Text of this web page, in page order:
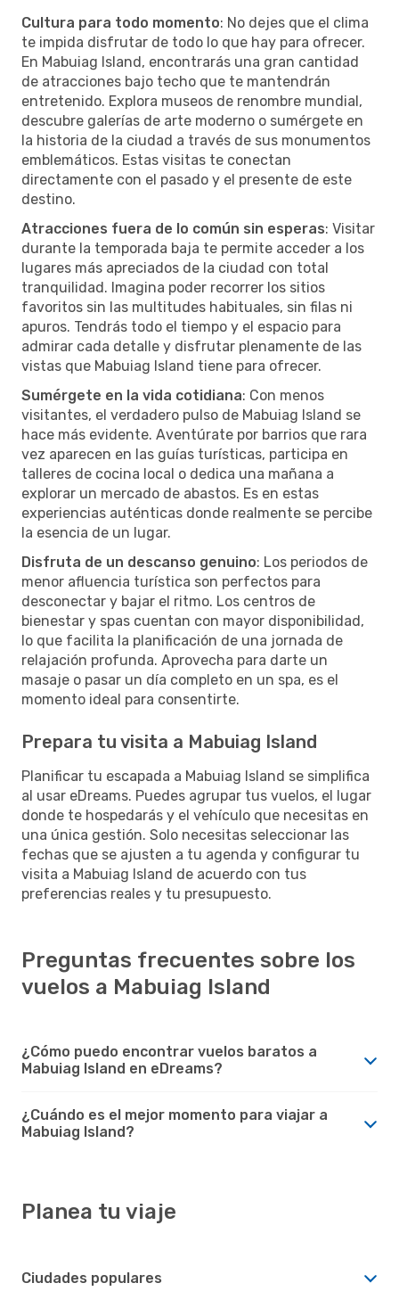
Cultura para todo momento: No dejes que el clima
te impida disfrutar de todo lo que hay para ofrecer.
En Mabuiag Island, encontrarás una gran cantidad
de atracciones bajo techo que te mantendrán
entretenido. Explora museos de renombre mundial,
descubre galerías de arte moderno o sumérgete en
la historia de la ciudad a través de sus monumentos
emblemáticos. Estas visitas te conectan
directamente con el pasado y el presente de este
destino.
Atracciones fuera de lo común sin esperas: Visitar
durante la temporada baja te permite acceder a los
lugares más apreciados de la ciudad con total
tranquilidad. Imagina poder recorrer los sitios
favoritos sin las multitudes habituales, sin filas ni
apuros. Tendrás todo el tiempo y el espacio para
admirar cada detalle y disfrutar plenamente de las
vistas que Mabuiag Island tiene para ofrecer.
Sumérgete en la vida cotidiana: Con menos
visitantes, el verdadero pulso de Mabuiag Island se
hace más evidente. Aventúrate por barrios que rara
vez aparecen en las guías turísticas, participa en
talleres de cocina local o dedica una mañana a
explorar un mercado de abastos. Es en estas
experiencias auténticas donde realmente se percibe
la esencia de un lugar.
Disfruta de un descanso genuino: Los periodos de
menor afluencia turística son perfectos para
desconectar y bajar el ritmo. Los centros de
bienestar y spas cuentan con mayor disponibilidad,
lo que facilita la planificación de una jornada de
relajación profunda. Aprovecha para darte un
masaje o pasar un día completo en un spa, es el
momento ideal para consentirte.
Prepara tu visita a Mabuiag Island
Planificar tu escapada a Mabuiag Island se simplifica
al usar eDreams. Puedes agrupar tus vuelos, el lugar
donde te hospedarás y el vehículo que necesitas en
una única gestión. Solo necesitas seleccionar las
fechas que se ajusten a tu agenda y configurar tu
visita a Mabuiag Island de acuerdo con tus
preferencias reales y tu presupuesto.
Preguntas frecuentes sobre los
vuelos a Mabuiag Island
¿Cómo puedo encontrar vuelos baratos a
Mabuiag Island en eDreams?
¿Cuándo es el mejor momento para viajar a
Mabuiag Island?
Planea tu viaje
Ciudades populares